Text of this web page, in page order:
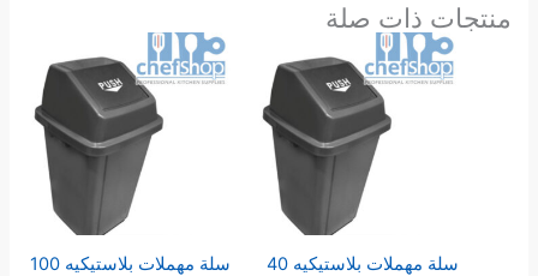
منتجات ذات صلة
سلة مهملات بلاستيكيه 40
سلة مهملات بلاستيكيه 100